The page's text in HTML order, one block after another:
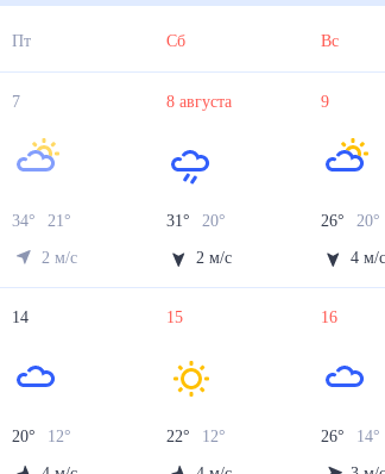
Пт Сб Вс
7
34° 21°
2 м/с
8 августа
31° 20°
2 м/с
9
26° 20
4 м/
14
20° 12°
15
22° 12°
16
26° 14°